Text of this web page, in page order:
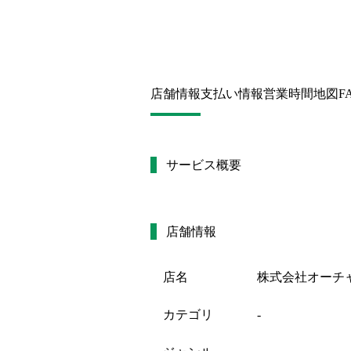
店舗情報支払い情報営業時間地図
サービス概要
店舗情報
店名 株式会社オーチ
カテゴリ -